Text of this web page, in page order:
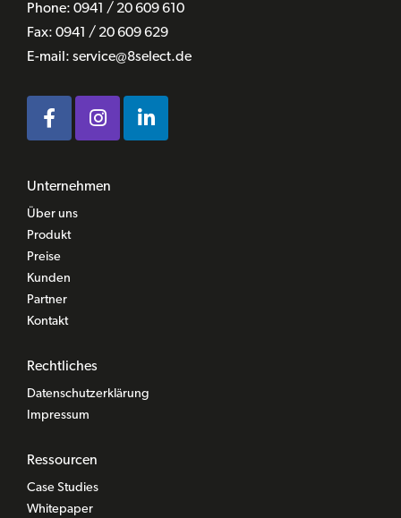
Phone: 0941 / 20 609 610
Fax: 0941 / 20 609 629
E-mail: service@8select.de
Unternehmen
Über uns
Produkt
Preise
Kunden
Partner
Kontakt
Rechtliches
Datenschutzerklärung
Impressum
Ressourcen
Case Studies
Whitepaper